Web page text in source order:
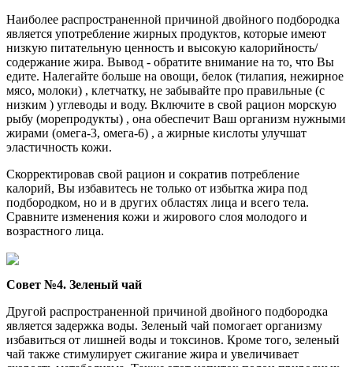
Наиболее распространенной причиной двойного подбородка
является употребление жирных продуктов, которые имеют
низкую питательную ценность и высокую калорийность/
содержание жира. Вывод - обратите внимание на то, что Вы
едите. Налегайте больше на овощи, белок (тилапия, нежирное
мясо, молоки) , клетчатку, не забывайте про правильные (с
низким ) углеводы и воду. Включите в свой рацион морскую
рыбу (морепродукты) , она обеспечит Ваш организм нужными
жирами (омега-3, омега-6) , а жирные кислоты улучшат
эластичность кожи.
Скорректировав свой рацион и сократив потребление
калорий, Вы избавитесь не только от избытка жира под
подбородком, но и в других областях лица и всего тела.
Сравните изменения кожи и жирового слоя молодого и
возрастного лица.
Совет №4. Зеленый чай
Другой распространенной причиной двойного подбородка
является задержка воды. Зеленый чай помогает организму
избавиться от лишней воды и токсинов. Кроме того, зеленый
чай также стимулирует сжигание жира и увеличивает